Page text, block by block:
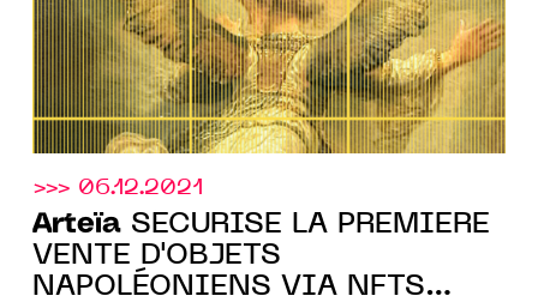
>>> 06.12.2021
Arteïa SÉCURISE LA PREMIÈRE
VENTE D'OBJETS
NAPOLÉONIENS VIA NFTS